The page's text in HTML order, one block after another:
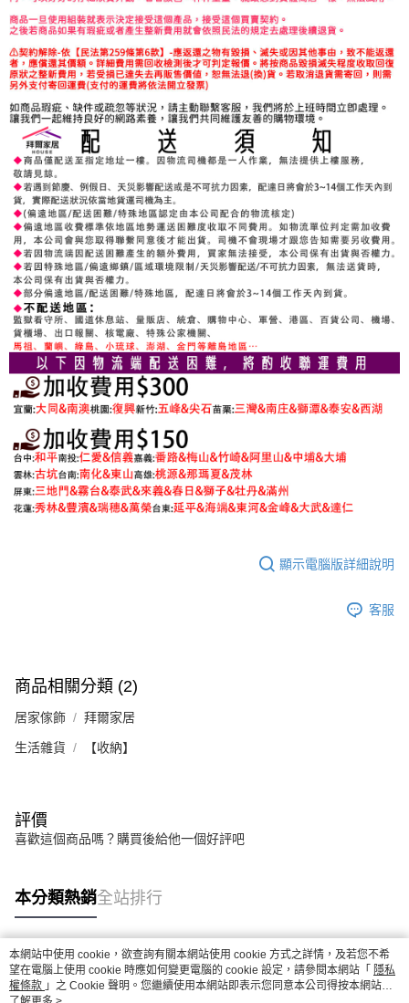
顯示電腦版詳細說明
客服
商品相關分類 (2)
居家傢飾 拜爾家居
生活雜貨 【收納】
評價
喜歡這個商品嗎？購買後給他一個好評吧
本分類熱銷全站排行
熱門標籤
本網站中使用 cookie，欲查詢有關本網站使用 cookie 方式之詳情，及若您不希
望在電腦上使用 cookie 時應如何變更電腦的 cookie 設定，請參閱本網站「 隱私
權條款 」之 Cookie 聲明。您繼續使用本網站即表示您同意本公司得按本網站使